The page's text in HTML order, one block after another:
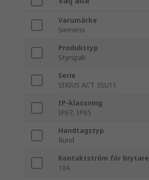
Varumärke
Siemens
Produkttyp
Styrspak
Serie
SIRIUS ACT 3SU11
IP-klassning
IP67, IP65
Handtagstyp
Rund
Kontaktström för brytare
10A